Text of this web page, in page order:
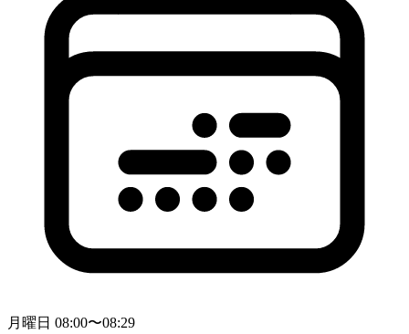
月曜日 08:00〜08:29